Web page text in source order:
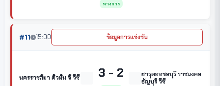
ทางการ
#11 15:00 ข้อมูลการแข่งขัน
นครราชสีมา คิวมิน ซี วีซี 3 - 2
ฮารุดอทชลบุรี ราชมงคล
ธัญบุรี วีซี